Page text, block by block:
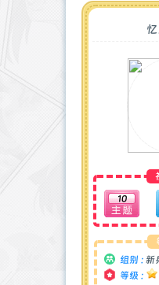
10
组别 : 新
等级 :